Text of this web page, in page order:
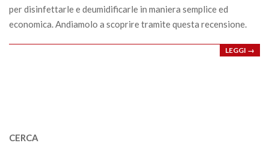
per disinfettarle e deumidificarle in maniera semplice ed
economica. Andiamolo a scoprire tramite questa recensione.
LEGGI →
CERCA